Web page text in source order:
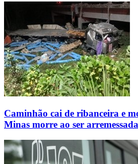
Caminhão cai de ribanceira e
Minas morre ao ser